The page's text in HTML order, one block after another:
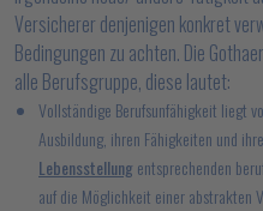
Versicherer denjenigen konkret
Bedingungen zu achten. Die
alle Berufsgruppe, diese lautet:
Vollständige Berufsunfähigkeit liegt
Ausbildung, ihren Fähigkeiten und
Lebensstellung entsprechenden
auf die Möglichkeit einer abstrakten